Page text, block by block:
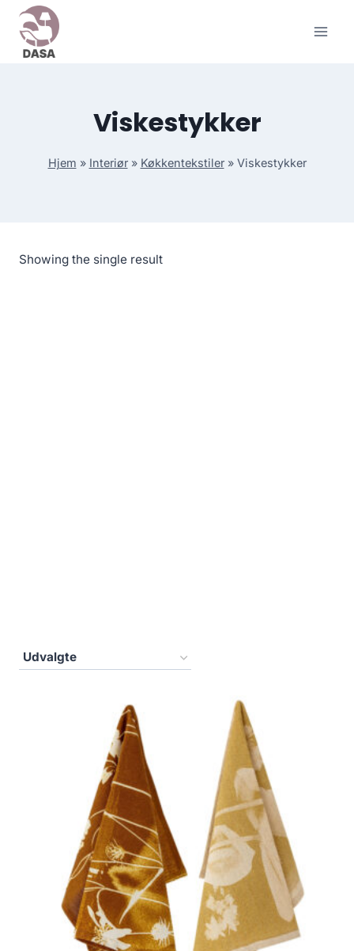
Skip
content
Viskestykker
Hjem » Interiør» Køkkentekstiler» Viskestykker
Showing the single result